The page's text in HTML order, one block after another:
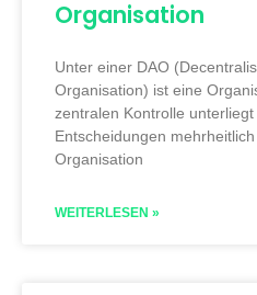
Organisation
Unter einer DAO
Organisation) ist eine
zentralen Kontrolle
Entscheidungen
Organisation
WEITERLESEN »